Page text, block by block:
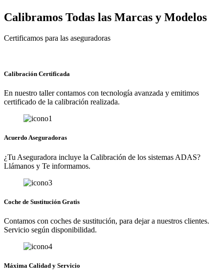
Calibramos Todas las Marcas y Modelos
Certificamos para las aseguradoras
Calibración Certificada
En nuestro taller contamos con tecnología avanzada y emitimos
certificado de la calibración realizada.
Acuerdo Aseguradoras
¿Tu Aseguradora incluye la Calibración de los sistemas ADAS?
Llámanos y Te informamos.
Coche de Sustitución Gratis
Contamos con coches de sustitución, para dejar a nuestros clientes.
Servicio según disponibilidad.
Máxima Calidad y Servicio